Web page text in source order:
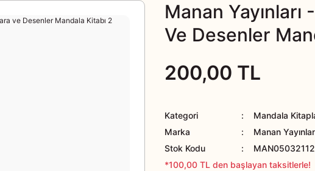
Manan
Ve Desenler
200,00 TL
Kategori
Mandala
Marka
Manan
Stok Kodu
*100,00 TL den başlayan taksitlerle!